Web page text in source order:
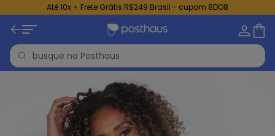
Até 10x + Frete Grátis R$249 Brasil - cupom 8DO8